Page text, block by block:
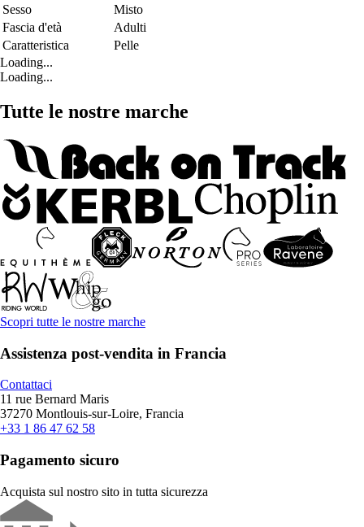
Sesso
Misto
Fascia d'età
Adulti
Caratteristica
Pelle
Loading...
Loading...
Tutte le nostre marche
Scopri tutte le nostre marche
Assistenza post-vendita in Francia
Contattaci
11 rue Bernard Maris
37270 Montlouis-sur-Loire, Francia
+33 1 86 47 62 58
Pagamento sicuro
Acquista sul nostro sito in tutta sicurezza